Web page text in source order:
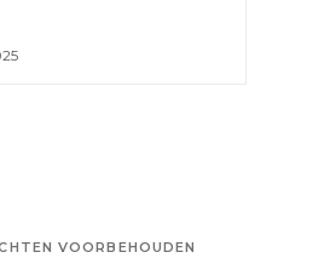
VOORBEHOUDEN